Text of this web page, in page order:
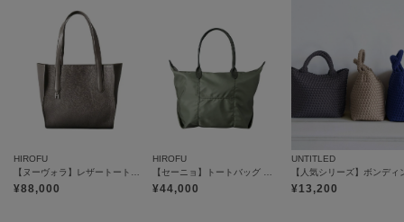
HIROFU
¥88,000
HIROFU
¥44,000
UNTITLED
¥13,200